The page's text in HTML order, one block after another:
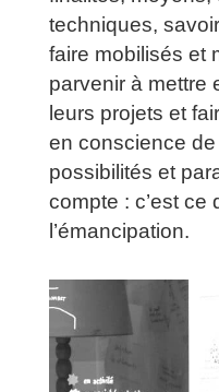
techniques,
faire mobilisés et
parvenir à mettre
leurs projets et
en conscience de
possibilités et
compte : c’est ce
l’émancipation.